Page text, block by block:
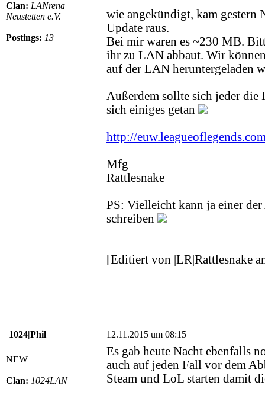
Clan: LANrena
Neustetten e.V.
Postings: 13
wie angekündigt, kam gestern
Update raus.
Bei mir waren es ~230 MB.
ihr zu LAN abbaut. Wir
auf der LAN heruntergeladen
Außerdem sollte sich jeder die
sich einiges getan
http://
Mfg
Rattlesnake
PS: Vielleicht kann ja einer
schreiben
[Editiert von |LR|Rattlesnake
1024|Phil 12.11.2015 um 08:15
NEW
Clan: 1024LAN
Es gab heute Nacht ebenfalls
auch auf jeden Fall vor dem
Steam und LoL starten damit